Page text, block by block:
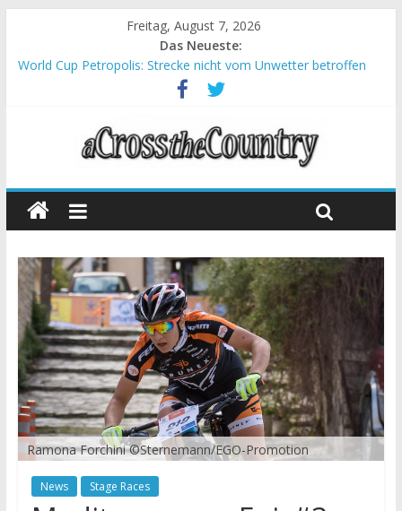
Freitag, August 7, 2026
Das Neueste:
World Cup Petropolis: Strecke nicht vom Unwetter betroffen
Krumbach und Obergessertshausen: Mountainbike-Bundesliga
Supercup Massi Banyoles: Siege für Carod und Richards
Halbzeit beim Andalucia Bike Race: Weltmeister Seewald führt
Chelva: Schweizer Doppelsieg beim ersten XCO-Rennen der
Ramona Forchini ©Sternemann/EGO-Promotion
News Stage Races